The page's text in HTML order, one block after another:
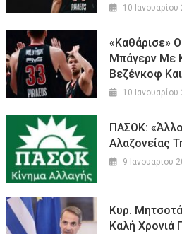
10 Ιανουαρίου
«Καθάρισε»
Μπάγερν Με
Βεζένκοφ
10 Ιανουαρίου
ΠΑΣΟΚ:
Αλαζονείας
9 Ιανουαρίου
Κυρ.
Καλή Χρονιά